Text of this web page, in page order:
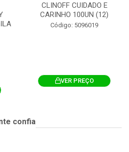
CLINOFF CUIDADO E
CARINHO 100UN (12)
Código: 5096019
VER PREÇO
confia